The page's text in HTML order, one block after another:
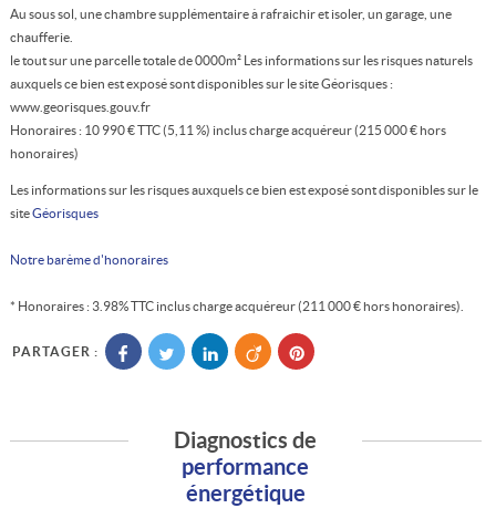
Au sous sol, une chambre supplémentaire à rafraichir et isoler, un garage, une
chaufferie.
le tout sur une parcelle totale de 0000m² Les informations sur les risques naturels
auxquels ce bien est exposé sont disponibles sur le site Géorisques :
www.georisques.gouv.fr
Honoraires : 10 990 € TTC (5,11 %) inclus charge acquéreur (215 000 € hors
honoraires)
Les informations sur les risques auxquels ce bien est exposé sont disponibles sur le
siteGéorisques
Notre barème d'honoraires
* Honoraires : 3.98% TTC inclus charge acquéreur (211 000 € hors honoraires).
PARTAGER :
Diagnostics de
performance
énergétique